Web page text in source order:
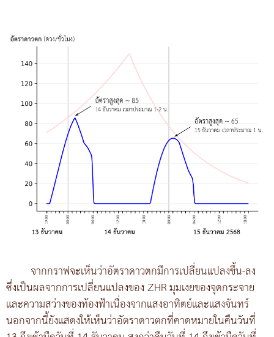
จากกราฟจะเห็นว่าอัตราดาวตกมีการเปลี่ยนแปลงขึ้น-ลง
ซึ่งเป็นผลจากการเปลี่ยนแปลงของ ZHR มุมเงยของจุดกระจาย
และความสว่างของท้องฟ้าเนื่องจากแสงอาทิตย์และแสงจันทร์
นอกจากนี้ยังแสดงให้เห็นว่าอัตราดาวตกที่คาดหมายในคืนวันที่